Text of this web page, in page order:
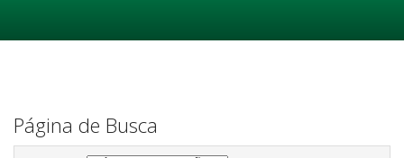
Página de Busca